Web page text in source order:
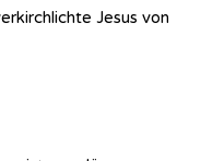
Jesus von